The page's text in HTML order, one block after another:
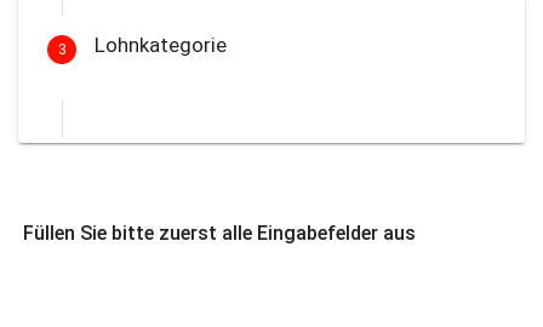
3 Lohnkategorie
Füllen Sie bitte zuerst alle Eingabefelder aus